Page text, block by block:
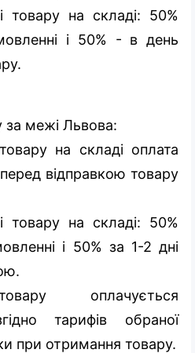
товару на складі: 50%
і 50% - в день
за межі Львова:
на складі оплата
відправкою товару
товару на складі: 50%
і 50% за 1-2 дні
оплачується
тарифів обраної
при отримання товару.